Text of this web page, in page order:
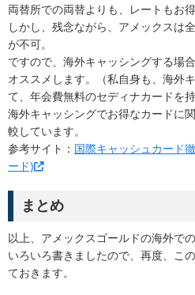
両替所での両替よりも、レートもお得
しかし、残念ながら、アメックスは
が不可。
ですので、海外キャッシングする場
オススメします。（私自身も、海外
て、年会費無料のセディナカードを持
海外キャッシングでお得なカードに
較しています。
参考サイト： 国際キャッシュカード
ード)
まとめ
以上、アメックスゴールドの海外で
いろいろ書きましたので、再度、こ
ておきます。